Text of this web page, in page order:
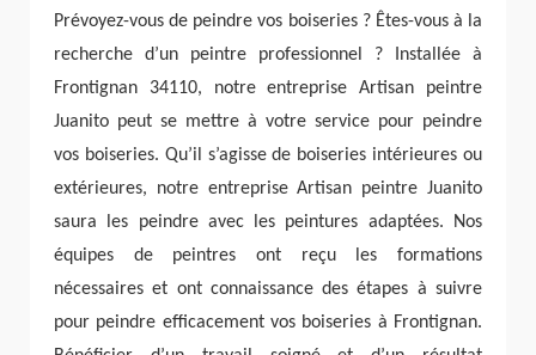
Prévoyez-vous de peindre vos boiseries ? Êtes-vous à la
recherche d’un peintre professionnel ? Installée à
Frontignan 34110, notre entreprise Artisan peintre
Juanito peut se mettre à votre service pour peindre
vos boiseries. Qu’il s’agisse de boiseries intérieures ou
extérieures, notre entreprise Artisan peintre Juanito
saura les peindre avec les peintures adaptées. Nos
équipes de peintres ont reçu les formations
nécessaires et ont connaissance des étapes à suivre
pour peindre efficacement vos boiseries à Frontignan.